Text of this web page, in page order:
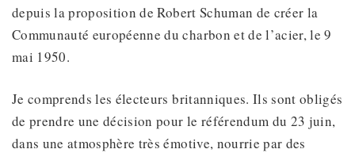
depuis la proposition de Robert Schuman de créer la
Communauté européenne du charbon et de l’acier, le 9
mai 1950.
Je comprends les électeurs britanniques. Ils sont obligés
de prendre une décision pour le référendum du 23 juin,
dans une atmosphère très émotive, nourrie par des